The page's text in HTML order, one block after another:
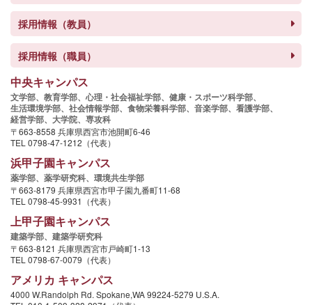
採用情報（教員）
採用情報（職員）
中央キャンパス
文学部、 教育学部、 心理・社会福祉学部、 健康・スポーツ科学部、
生活環境学部、 社会情報学部、 食物栄養科学部、 音楽学部、 看護学部、
経営学部、 大学院、 専攻科
〒663-8558 兵庫県西宮市池開町6-46
TEL 0798-47-1212（代表）
浜甲子園キャンパス
薬学部、 薬学研究科、 環境共生学部
〒663-8179 兵庫県西宮市甲子園九番町11-68
TEL 0798-45-9931（代表）
上甲子園キャンパス
建築学部、 建築学研究科
〒663-8121 兵庫県西宮市戸崎町1-13
TEL 0798-67-0079（代表）
アメリカ キャンパス
4000 W.Randolph Rd. Spokane,WA 99224-5279 U.S.A.